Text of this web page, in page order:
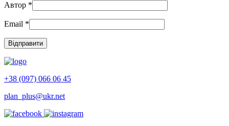
Автор *
Email *
+38 (097) 066 06 45
plan_plus@ukr.net